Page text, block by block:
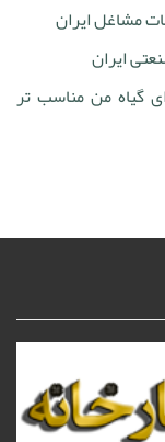
مشاغل ایران
ایران
گیاه من مناسب تر